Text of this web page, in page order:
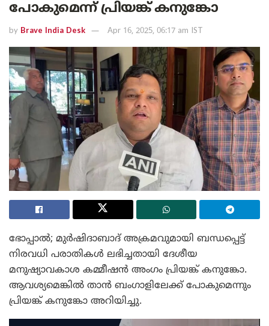
പോകുമെന്ന് പ്രിയങ്ക് കനുങ്കോ
by Brave India Desk Apr 16, 2025, 06:17 am IST
ഭോപ്പാൽ; മുർഷിദാബാദ് അക്രമവുമായി ബന്ധപ്പെട്ട്
നിരവധി പരാതികൾ ലഭിച്ചതായി ദേശീയ
മനുഷ്യാവകാശ കമ്മീഷൻ അംഗം പ്രിയങ്ക് കനുങ്കോ.
ആവശ്യമെങ്കിൽ താൻ ബംഗാളിലേക്ക് പോകുമെന്നും
പ്രിയങ്ക് കനുങ്കോ അറിയിച്ചു.